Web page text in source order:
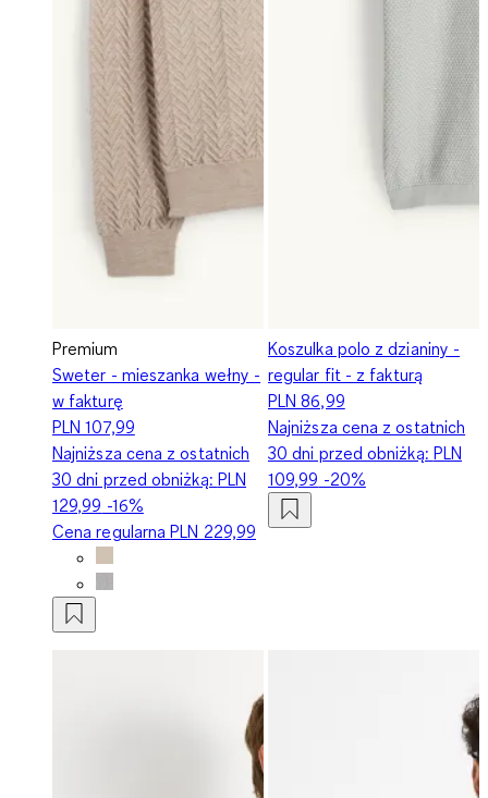
Premium
Sweter - mieszanka wełny -
w fakturę
PLN 107,99
Najniższa cena z ostatnich
30 dni przed obniżką: PLN
129,99 -16%
Cena regularnaPLN 229,99
Koszulka polo z dzianiny -
regular fit - z fakturą
PLN 86,99
Najniższa cena z ostatnich
30 dni przed obniżką: PLN
109,99 -20%